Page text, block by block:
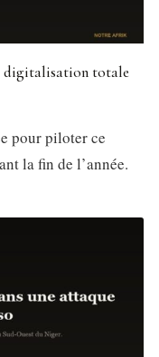
digitalisation totale
pour piloter ce
la fin de l’année.